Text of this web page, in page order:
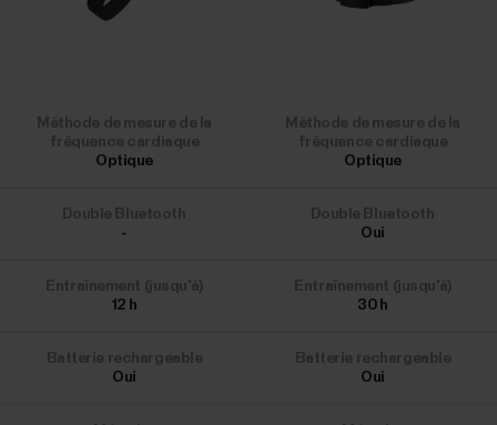
Méthode de mesure de la
fréquence cardiaque
Optique
Double Bluetooth
-
Entraînement (jusqu'à)
12 h
Batterie rechargeable
Oui
Méthode de mesure de la
fréquence cardiaque
Optique
Double Bluetooth
Oui
Entraînement (jusqu'à)
30 h
Batterie rechargeable
Oui